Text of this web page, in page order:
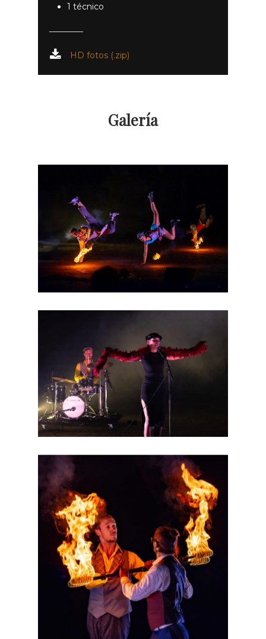
1 técnico
HD fotos (.zip)
Galería